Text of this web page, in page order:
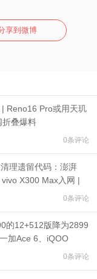
享到微博
Reno16 Pro或用天玑
折叠爆料
0条评论
理遗留代码：澎湃
X300 Max入网 |
警
0条评论
的12+512版降为2899
加Ace 6、iQOO
0条评论